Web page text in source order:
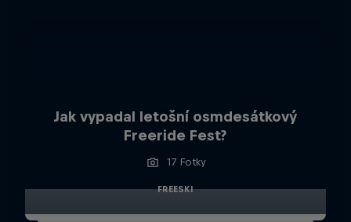
Jak vypadal letošní osmdesátkový
Freeride Fest?
17 Fotky
FREESKI